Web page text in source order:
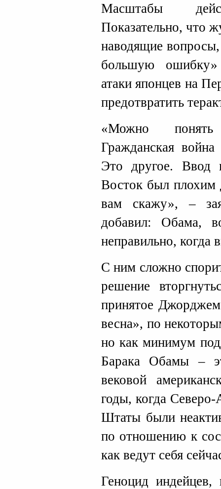
Масштабы
Показательно, что
наводящие
большую
атаки японцев на
предотвратить
«Можно
Гражданская
Это другое. Ввод
Восток был плохим
вам скажу», –
добавил: Обама,
неправильно, когда
С ним сложно
решение
принятое
весна», по
но как минимум
Барака Обамы –
вековой
годы, когда
Штаты были
по отношению к
как ведут себя
Геноцид